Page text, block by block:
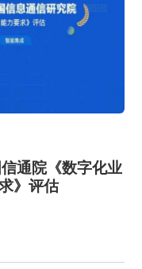
通院《数字化业
》评估